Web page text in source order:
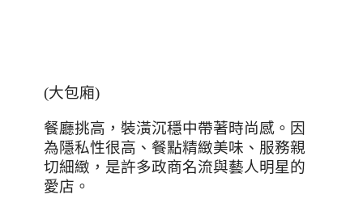
(大包廂)
餐廳挑高，裝潢沉穩中帶著時尚感。因
為隱私性很高、餐點精緻美味、服務親
切細緻，是許多政商名流與藝人明星的
愛店。